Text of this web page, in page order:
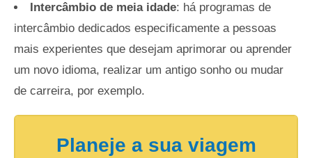
Intercâmbio de meia idade: há programas de
intercâmbio dedicados especificamente a pessoas
mais experientes que desejam aprimorar ou aprender
um novo idioma, realizar um antigo sonho ou mudar
de carreira, por exemplo.
Planeje a sua viagem